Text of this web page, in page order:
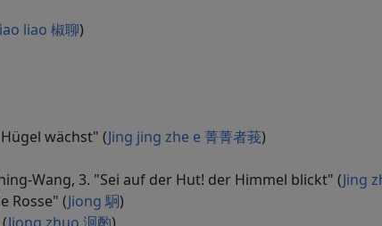
liao 椒聊)
wächst" (Jing jing zhe e 菁菁者莪)
Wang, 3. "Sei auf der Hut! der Himmel blickt" (Jing
Rosse" (Jiong 駉)